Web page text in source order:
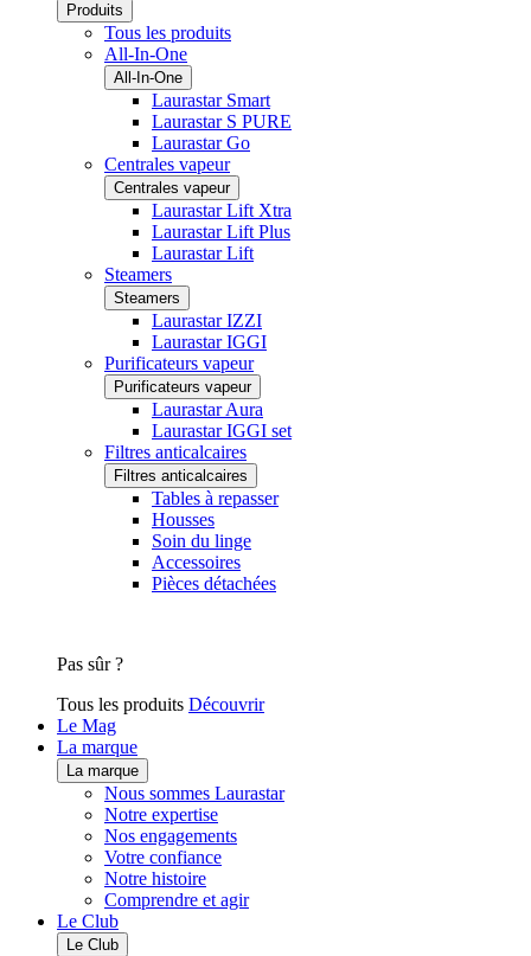
Produits
Tous les produits
All-In-One
All-In-One
Laurastar Smart
Laurastar S PURE
Laurastar Go
Centrales vapeur
Centrales vapeur
Laurastar Lift Xtra
Laurastar Lift Plus
Laurastar Lift
Steamers
Steamers
Laurastar IZZI
Laurastar IGGI
Purificateurs vapeur
Purificateurs vapeur
Laurastar Aura
Laurastar IGGI set
Filtres anticalcaires
Filtres anticalcaires
Tables à repasser
Housses
Soin du linge
Accessoires
Pièces détachées
Pas sûr ?
Tous les produits Découvrir
Le Mag
La marque
La marque
Nous sommes Laurastar
Notre expertise
Nos engagements
Votre confiance
Notre histoire
Comprendre et agir
Le Club
Le Club